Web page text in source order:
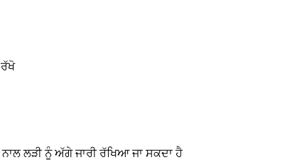
ਲੜੀ ਨੂੰ ਅੱਗੇ ਜਾਰੀ ਰੱਖਿਆ ਜਾ ਸਕਦਾ ਹੈ